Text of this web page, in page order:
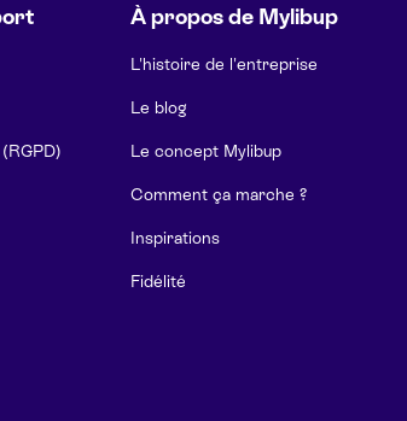
À propos de Mylibup
L'histoire de l'entreprise
Le blog
Le concept Mylibup
Comment ça marche ?
Inspirations
Fidélité